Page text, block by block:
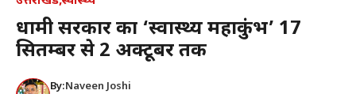
धामी सरकार का ‘स्वास्थ्य महाकुंभ’ 17
सितम्बर से 2 अक्टूबर तक
By:Naveen Joshi